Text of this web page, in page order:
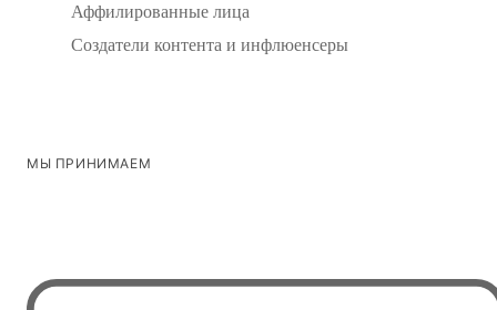
Аффилированные лица
Создатели контента и инфлюенсеры
МЫ ПРИНИМАЕМ